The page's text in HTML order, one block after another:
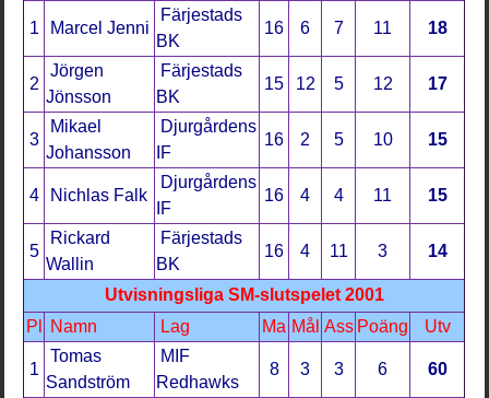
1 Marcel Jenni
Färjestads
BK
16 6 7 11 18
2
Jörgen
Jönsson
Färjestads
BK
15 12 5 12 17
3
Mikael
Johansson
Djurgårdens
IF
16 2 5 10 15
4 Nichlas Falk
Djurgårdens
IF
16 4 4 11 15
5
Rickard
Wallin
Färjestads
BK
16 4 11 3 14
Utvisningsliga SM-slutspelet 2001
Pl
Namn Lag Ma Mål Ass Poäng Utv
1
Tomas
Sandström
MIF
Redhawks
8 3 3 6 60